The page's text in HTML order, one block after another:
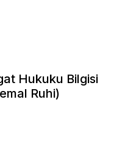
Hukuku Bilgisi
Ruhi)